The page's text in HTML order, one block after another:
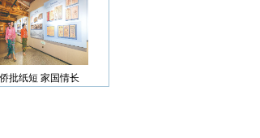
侨批纸短 家国情长